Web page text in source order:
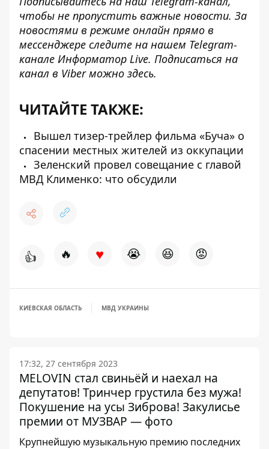
чтобы не пропустить важные новости. За
новостями в режиме онлайн прямо в
мессенджере следите на нашем Telegram-
канале Информатор Live. Подписаться на
канал в Viber можно здесь.
ЧИТАЙТЕ ТАКЖЕ:
Вышел тизер-трейлер фильма «Буча» о
спасении местных жителей из оккупации
Зеленский провел совещание с главой
МВД Клименко: что обсудили
👍 🔥 ♥ 😭 😆 😡
КИЕВСКАЯ ОБЛАСТЬ МВД УКРАИНЫ
17:32, 27 сентября 2023
MELOVIN стал свиньёй и наехал на
депутатов! Тринчер грустила без мужа!
Покушение на усы Зиброва! Закулисье
премии от МУЗВАР — фото
Крупнейшую музыкальную премию последних